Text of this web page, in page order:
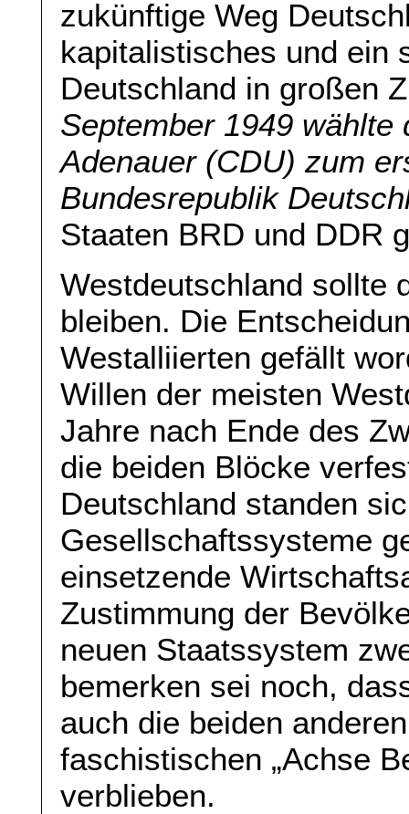
zukünftige Weg
kapitalistisches und ein
Deutschland in großen
September 1949 wählte
Adenauer (CDU) zum
Bundesrepublik
Staaten BRD und DDR
Westdeutschland sollte
bleiben. Die
Westalliierten gefällt
Willen der meisten
Jahre nach Ende des
die beiden Blöcke
Deutschland standen
Gesellschaftssysteme
einsetzende
Zustimmung der
neuen Staatssystem
bemerken sei noch,
auch die beiden
faschistischen „Achse
verblieben.